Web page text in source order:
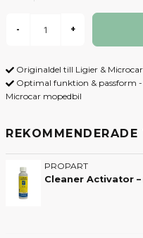
- +
Originaldel till Ligier & Microcar
Optimal funktion & passform
Microcar mopedbil
PROPART